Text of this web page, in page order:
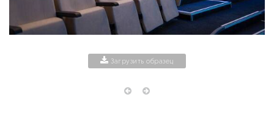
Загрузить образец